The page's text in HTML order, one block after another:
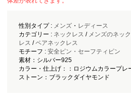
性別タイプ : メンズ・ レディース
カテゴリー : ネックレス / メンズのネッ
レス /ペアネックレス
モチーフ : 安全ピン・セーフティピン
素材：シルバー925
カラー・仕上げ：：ロジウムカラープレ
ストーン：ブラックダイヤモンド